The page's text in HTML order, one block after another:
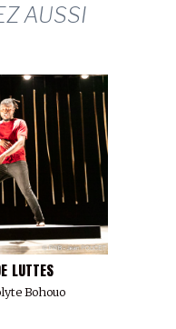
AUSSI
LUTTES
Bohouo